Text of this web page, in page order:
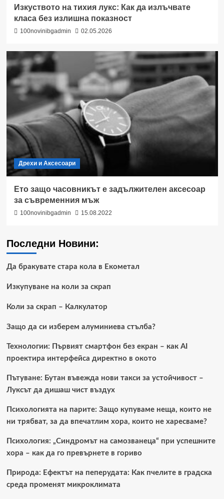
Изкуството на тихия лукс: Как да излъчвате
класа без излишна показност
100novinibgadmin 02.05.2026
Дрехи и Аксесоари
Ето защо часовникът е задължителен аксесоар
за съвременния мъж
100novinibgadmin 15.08.2022
Последни Новини:
Да бракувате стара кола в Екометал
Изкупуване на коли за скрап
Коли за скрап – Калкулатор
Защо да си изберем алуминиева стълба?
Технологии: Първият смартфон без екран – как AI
проектира интерфейса директно в окото
Пътуване: Бутан въвежда нови такси за устойчивост –
Луксът да дишаш чист въздух
Психологията на парите: Защо купуваме неща, които не
ни трябват, за да впечатлим хора, които не харесваме?
Психология: „Синдромът на самозванеца“ при успешните
хора – как да го превърнете в гориво
Природа: Ефектът на пеперудата: Как пчелите в градска
среда променят микроклимата